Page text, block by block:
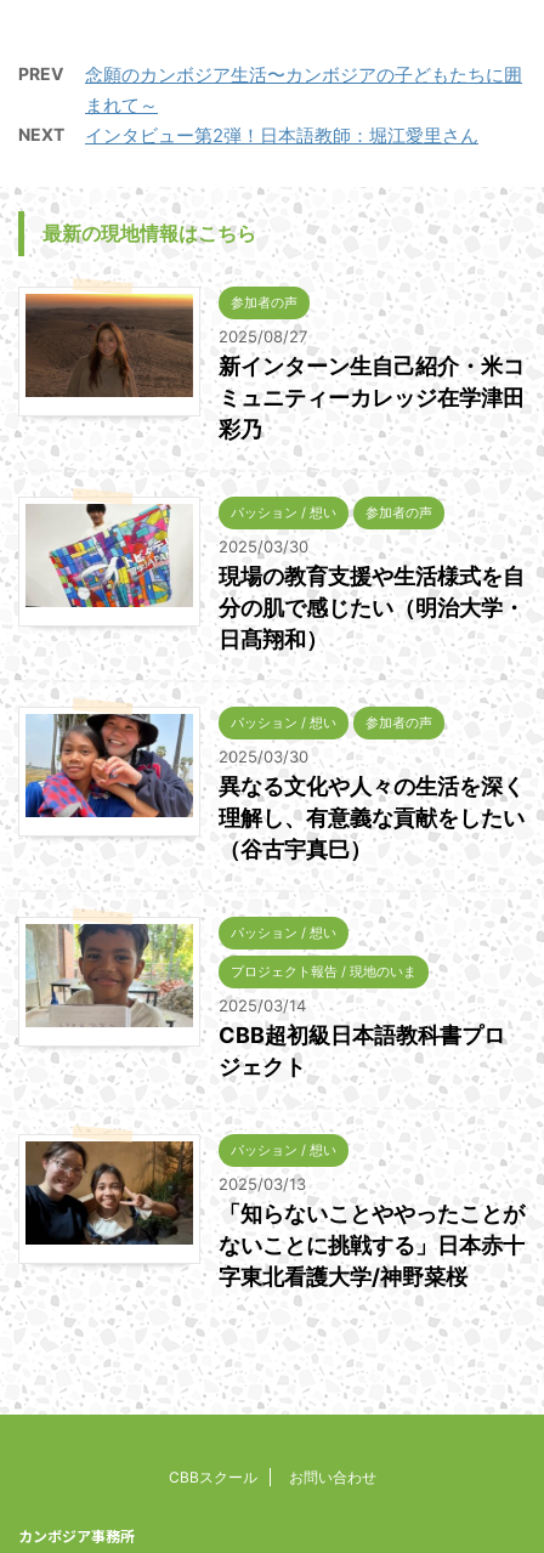
PREV
念願のカンボジア生活〜カンボジアの子どもたちに囲
まれて～
NEXT インタビュー第2弾！日本語教師：堀江愛里さん
最新の現地情報はこちら
参加者の声
2025/08/27
新インターン生自己紹介・米コ
ミュニティーカレッジ在学津田
彩乃
パッション / 想い 参加者の声
2025/03/30
現場の教育支援や生活様式を自
分の肌で感じたい（明治大学・
日髙翔和）
パッション / 想い 参加者の声
2025/03/30
異なる文化や人々の生活を深く
理解し、有意義な貢献をしたい
（谷古宇真巳）
パッション / 想い
プロジェクト報告 / 現地のいま
2025/03/14
CBB超初級日本語教科書プロ
ジェクト
パッション / 想い
2025/03/13
「知らないことややったことが
ないことに挑戦する」日本赤十
字東北看護大学/神野菜桜
CBBスクール お問い合わせ
カンボジア事務所